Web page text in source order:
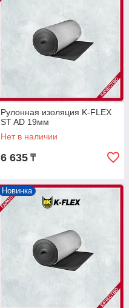
Рулонная изоляция K-FLEX
ST AD 19мм
Нет в наличии
6 635 ₸
Новинка